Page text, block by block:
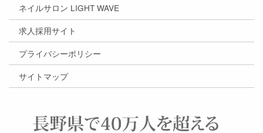
ネイルサロン LIGHT WAVE
求人採用サイト
プライバシーポリシー
サイトマップ